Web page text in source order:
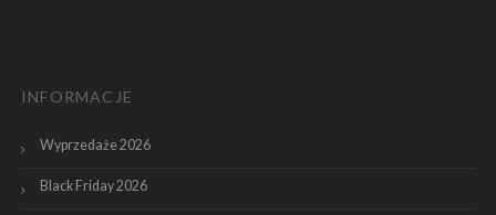
INFORMACJE
Wyprzedaże 2026
Black Friday 2026